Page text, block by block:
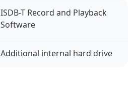
ISDB-T Record and Playback
Software
Additional internal hard drive